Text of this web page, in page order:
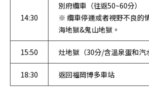
14:30
別府纜車（往返50~60分）
※ 纜車停運或者視野不良的
海地獄&鬼山地獄。
15:50 灶地獄（30分/含溫泉蛋和汽
18:30 返回福岡博多車站